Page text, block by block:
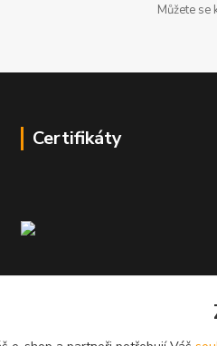
Můžete se
Certifikáty